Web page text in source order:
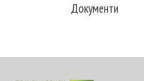
Документи